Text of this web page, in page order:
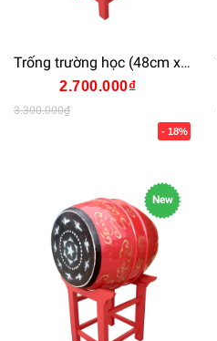
Trống trường học (48cm x 60cm)
2.700.000₫
3.300.000₫
- 18%
New